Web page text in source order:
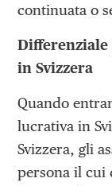
continuata o
in Svizzera
Quando
lucrativa in
Svizzera, gli
persona il cui